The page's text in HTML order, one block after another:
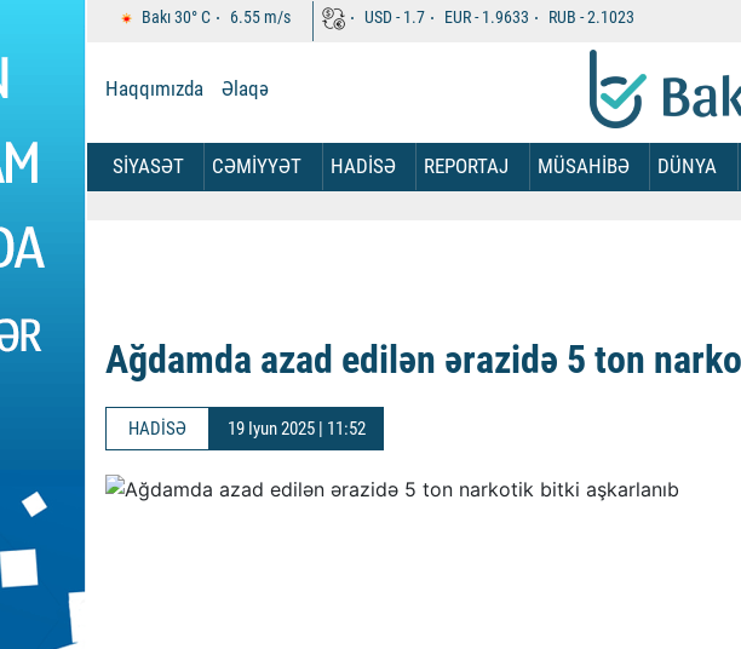
Bakı30°C 6.55m/s USD -1.7 EUR -1.9633 RUB -2.1023
Haqqımızda Əlaqə
SİYASƏT CƏMİYYƏT HADİSƏ REPORTAJ MÜSAHİBƏ DÜNYA
Ağdamda azad edilən ərazidə 5 ton
HADİSƏ 19 Iyun 2025 | 11:52